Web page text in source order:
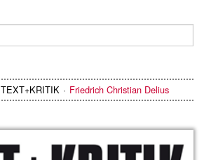
TEXT+KRITIK Friedrich Christian Delius